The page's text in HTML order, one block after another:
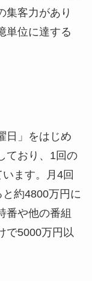
集客力があり
単位に達する
日」をはじめ
ており、1回の
ます。月4回
約4800万円に
番や他の番組
で5000万円以